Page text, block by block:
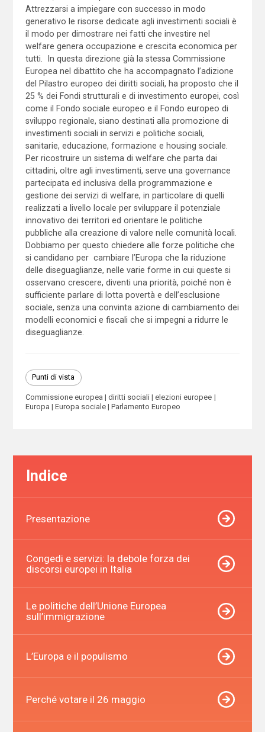
Attrezzarsi a impiegare con successo in modo
generativo le risorse dedicate agli investimenti sociali è
il modo per dimostrare nei fatti che investire nel
welfare genera occupazione e crescita economica per
tutti. In questa direzione già la stessa Commissione
Europea nel dibattito che ha accompagnato l’adizione
del Pilastro europeo dei diritti sociali, ha proposto che il
25 % dei Fondi strutturali e di investimento europei, così
come il Fondo sociale europeo e il Fondo europeo di
sviluppo regionale, siano destinati alla promozione di
investimenti sociali in servizi e politiche sociali,
sanitarie, educazione, formazione e housing sociale.
Per ricostruire un sistema di welfare che parta dai
cittadini, oltre agli investimenti, serve una governance
partecipata ed inclusiva della programmazione e
gestione dei servizi di welfare, in particolare di quelli
realizzati a livello locale per sviluppare il potenziale
innovativo dei territori ed orientare le politiche
pubbliche alla creazione di valore nelle comunità locali.
Dobbiamo per questo chiedere alle forze politiche che
si candidano per cambiare l’Europa che la riduzione
delle diseguaglianze, nelle varie forme in cui queste si
osservano crescere, diventi una priorità, poiché non è
sufficiente parlare di lotta povertà e dell’esclusione
sociale, senza una convinta azione di cambiamento dei
modelli economici e fiscali che si impegni a ridurre le
diseguaglianze.
Punti di vista
Commissione europea diritti sociali
elezioni europee
Europa
Europa sociale Parlamento Europeo
Indice
Presentazione
Congedi e servizi: la debole forza dei
discorsi europei in Italia
Le politiche dell’Unione Europea
sull’immigrazione
L’Europa e il populismo
Perché votare il 26 maggio